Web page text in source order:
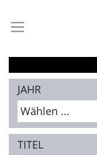
JAHR
Wählen ...
TITEL